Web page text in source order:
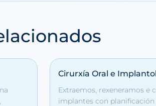
Cirurxía Oral e
Extraemos, rexeneramos e
implantes con planificación